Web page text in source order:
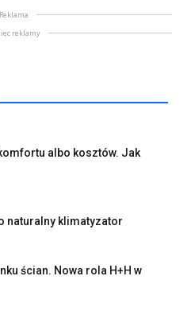
Reklama
reklamy
albo kosztów. Jak
naturalny klimatyzator
ścian. Nowa rola H+H w